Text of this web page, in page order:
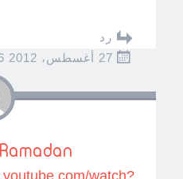
رد
27 أغسطس، 2012 AT 12:16
watch?